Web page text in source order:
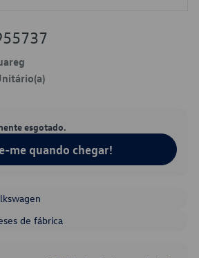
esgotado.
me quando chegar!
de fábrica